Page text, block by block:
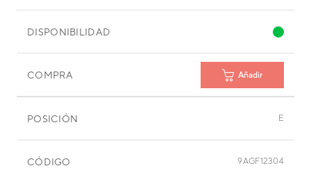
DISPONIBILIDAD
COMPRA Añadir
POSICIÓN E
CÓDIGO 9AGF12304